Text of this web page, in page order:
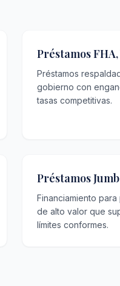
Préstamos FHA,
Préstamos
gobierno con
tasas competitivas.
Préstamos
Financiamiento
de alto valor que
límites conformes.